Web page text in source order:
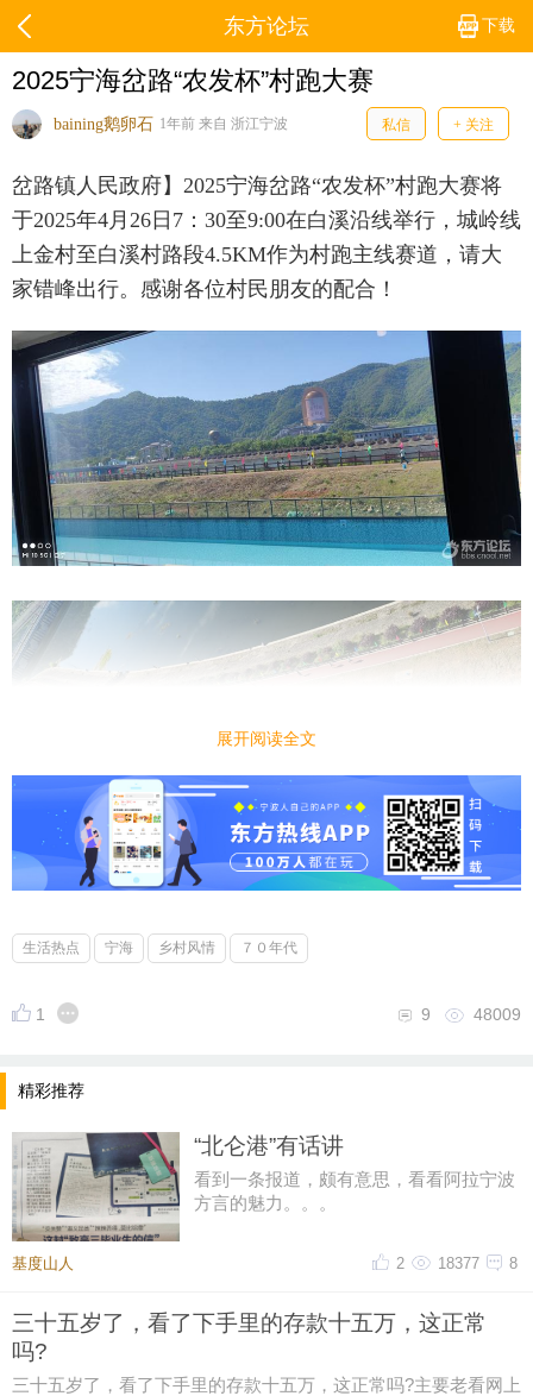
下载
东方论坛
2025宁海岔路“农发杯”村跑大赛
baining鹅卵石 1年前 来自 浙江宁波 私信 + 关注
岔路镇人民政府】2025宁海岔路“农发杯”村跑大赛将
于2025年4月26日7：30至9:00在白溪沿线举行，城岭线
上金村至白溪村路段4.5KM作为村跑主线赛道，请大
家错峰出行。感谢各位村民朋友的配合！
展开阅读全文
生活热点 宁海 乡村风情 ７０年代
1 48009
9
精彩推荐
“北仑港”有话讲
看到一条报道，颇有意思，看看阿拉宁波
方言的魅力。。。
基度山人 8
18377
2
三十五岁了，看了下手里的存款十五万，这正常
吗?
三十五岁了，看了下手里的存款十五万，这正常吗?主要老看网上